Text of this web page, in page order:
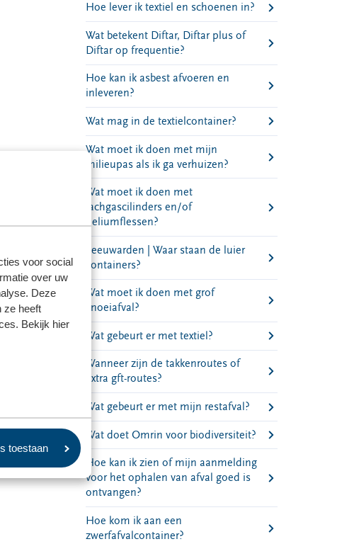
voor social
over uw
Deze
ze heeft
Bekijk hier
toestaan
Hoe lever ik textiel en schoenen in?
Wat betekent Diftar, Diftar plus of
Diftar op frequentie?
Hoe kan ik asbest afvoeren en
inleveren?
Wat mag in de textielcontainer?
Wat moet ik doen met mijn
milieupas als ik ga verhuizen?
Wat moet ik doen met
lachgascilinders en/of
heliumflessen?
Leeuwarden | Waar staan de luier
containers?
Wat moet ik doen met grof
snoeiafval?
Wat gebeurt er met textiel?
Wanneer zijn de takkenroutes of
extra gft-routes?
Wat gebeurt er met mijn restafval?
Wat doet Omrin voor biodiversiteit?
Hoe kan ik zien of mijn aanmelding
voor het ophalen van afval goed is
ontvangen?
Hoe kom ik aan een
zwerfafvalcontainer?